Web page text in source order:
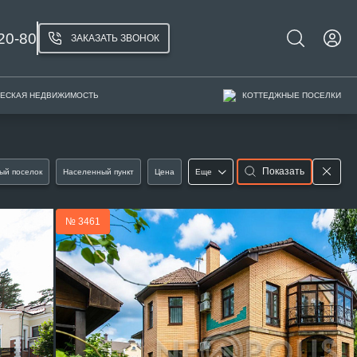
80 ЗАКАЗАТЬ ЗВОНОК
НЕДВИЖИМОСТЬ КОТТЕДЖНЫЕ ПОСЕЛКИ
поселок Населенный пункт Цена Еще Показать
№ 3461